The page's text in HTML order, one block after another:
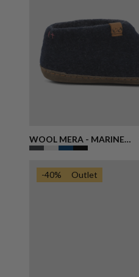
Dato, ældre til nyere
WOOL MERA - MARINE
BLUE
-40% Outlet